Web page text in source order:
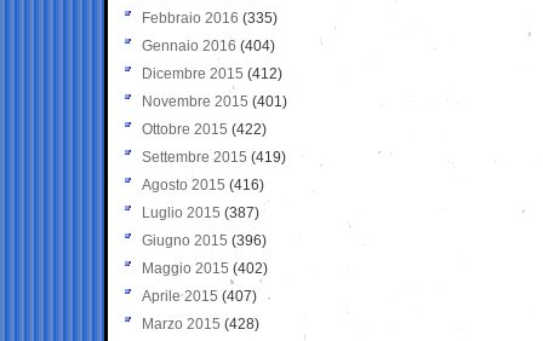
Febbraio 2016 (335)
Gennaio 2016 (404)
Dicembre 2015 (412)
Novembre 2015 (401)
Ottobre 2015 (422)
Settembre 2015 (419)
Agosto 2015 (416)
Luglio 2015 (387)
Giugno 2015 (396)
Maggio 2015 (402)
Aprile 2015 (407)
Marzo 2015 (428)